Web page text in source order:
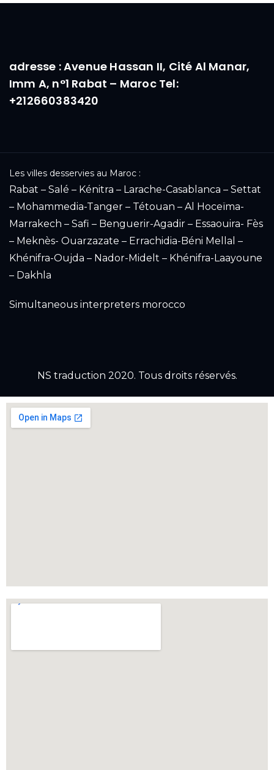
adresse : Avenue Hassan II, Cité Al Manar,
Imm A, n°1 Rabat – Maroc Tel:
+212660383420
Les villes desservies au Maroc :
Rabat – Salé – Kénitra – Larache-Casablanca – Settat
– Mohammedia-Tanger – Tétouan – Al Hoceïma-
Marrakech – Safi – Benguerir-Agadir – Essaouira- Fès
– Meknès- Ouarzazate – Errachidia-Béni Mellal –
Khénifra-Oujda – Nador-Midelt – Khénifra-Laayoune
– Dakhla
Simultaneous interpreters morocco
NS traduction 2020. Tous droits réservés.